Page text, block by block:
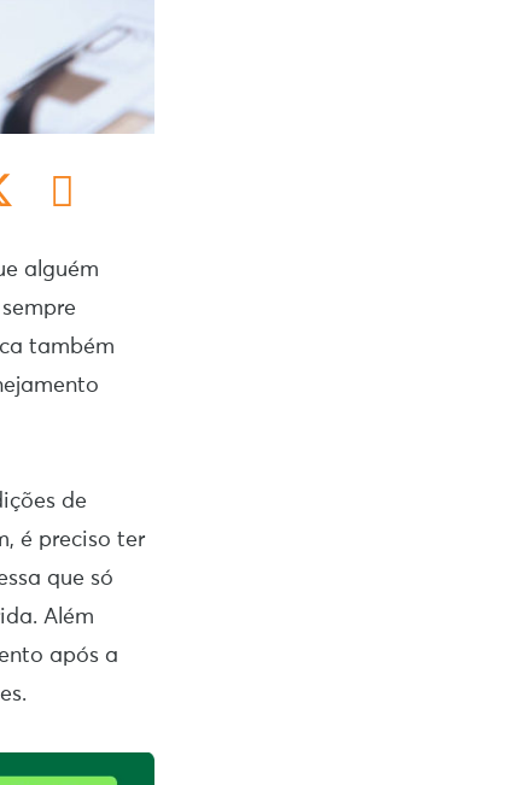
alguém
também
de
é preciso ter
que só
Além
após a